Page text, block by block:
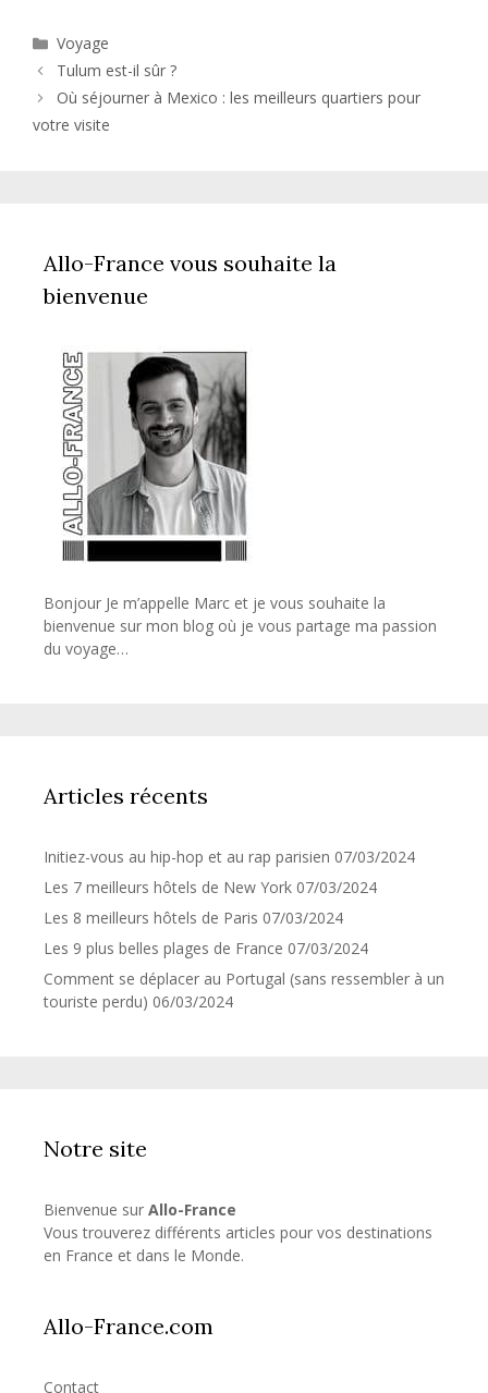
Catégories
Voyage
Tulum est-il sûr ?
Où séjourner à Mexico : les meilleurs quartiers pour
votre visite
Allo-France vous souhaite la
bienvenue
Bonjour Je m’appelle Marc et je vous souhaite la
bienvenue sur mon blog où je vous partage ma passion
du voyage…
Articles récents
Initiez-vous au hip-hop et au rap parisien 07/03/2024
Les 7 meilleurs hôtels de New York 07/03/2024
Les 8 meilleurs hôtels de Paris 07/03/2024
Les 9 plus belles plages de France 07/03/2024
Comment se déplacer au Portugal (sans ressembler à un
touriste perdu) 06/03/2024
Notre site
Bienvenue sur Allo-France
Vous trouverez différents articles pour vos destinations
en France et dans le Monde.
Allo-France.com
Contact